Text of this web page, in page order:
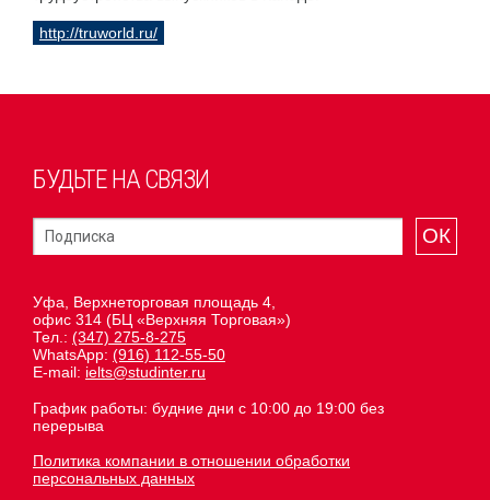
http://truworld.ru/
БУДЬТЕ НА СВЯЗИ
ОК
Уфа, Верхнеторговая площадь 4,
офис 314 (БЦ «Верхняя Торговая»)
Тел.: (347) 275-8-275
WhatsApp: (916) 112-55-50
E-mail: ielts@studinter.ru
График работы: будние дни с 10:00 до 19:00 без
перерыва
Политика компании в отношении обработки
персональных данных